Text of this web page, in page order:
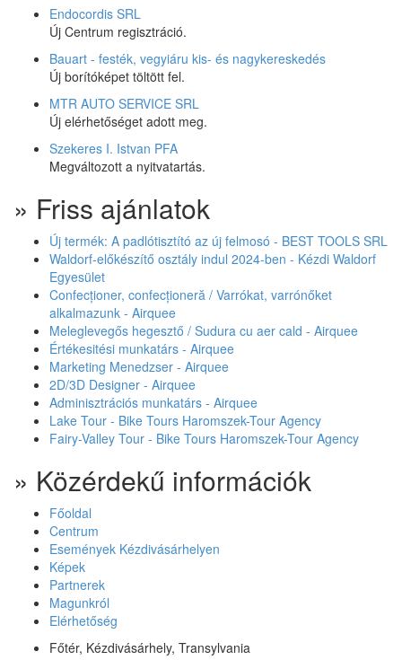
Endocordis SRL
Új Centrum regisztráció.
Bauart - festék, vegyiáru kis- és nagykereskedés
Új borítóképet töltött fel.
MTR AUTO SERVICE SRL
Új elérhetőséget adott meg.
Szekeres I. Istvan PFA
Megváltozott a nyitvatartás.
» Friss ajánlatok
Új termék: A padlótisztító az új felmosó - BEST TOOLS SRL
Waldorf-előkészítő osztály indul 2024-ben - Kézdi Waldorf
Egyesület
Confecționer, confecționeră / Varrókat, varrónőket
alkalmazunk - Airquee
Meleglevegős hegesztő / Sudura cu aer cald - Airquee
Értékesitési munkatárs - Airquee
Marketing Menedzser - Airquee
2D/3D Designer - Airquee
Adminisztrációs munkatárs - Airquee
Lake Tour - Bike Tours Haromszek-Tour Agency
Fairy-Valley Tour - Bike Tours Haromszek-Tour Agency
» Közérdekű információk
Főoldal
Centrum
Események Kézdivásárhelyen
Képek
Partnerek
Magunkról
Elérhetőség
Főtér, Kézdivásárhely, Transylvania